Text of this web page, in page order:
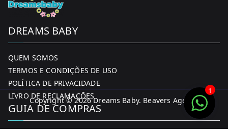
DREAMS BABY
QUEM SOMOS
TERMOS E CONDIÇÕES DE USO
POLÍTICA DE PRIVACIDADE
LIVRO DE RECLAMAÇÕES
GUIA DE COMPRAS
Copyright © 2026Dreams Baby. Beavers Agency
1